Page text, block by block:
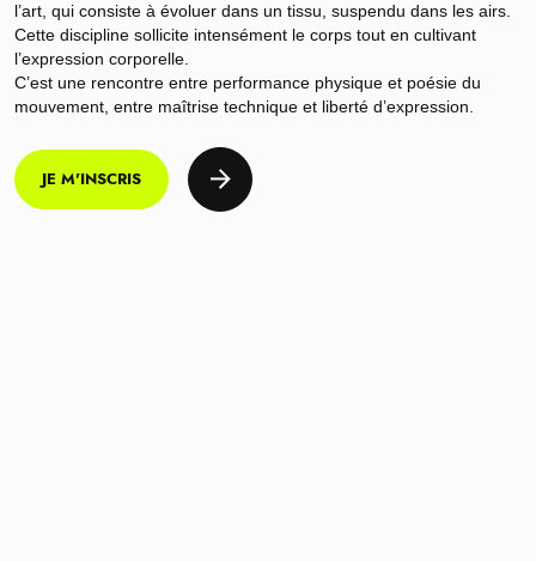
l’art, qui consiste à évoluer dans un tissu, suspendu dans les airs.
Cette discipline sollicite intensément le corps tout en cultivant
l’expression corporelle.
C’est une rencontre entre performance physique et poésie du
mouvement, entre maîtrise technique et liberté d’expression.
JE M'INSCRIS